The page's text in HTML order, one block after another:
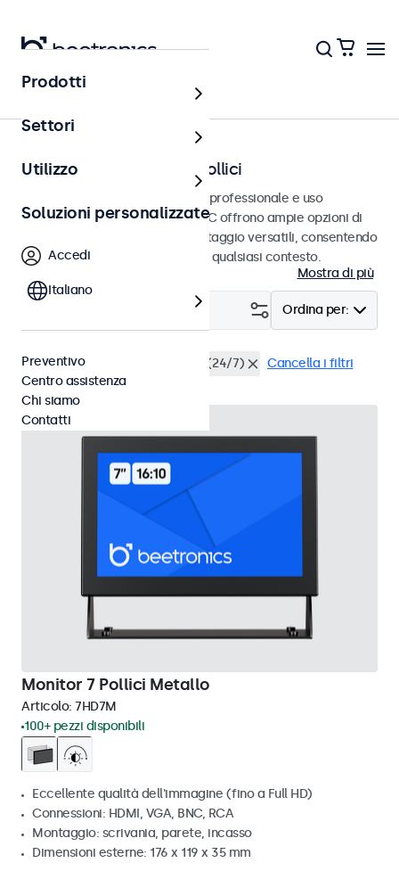
Home
Monitor BNC da 7 a 32 pollici
Monitor BNC progettati per uso professionale e uso
continuativo. Questi monitor BNC offrono ampie opzioni di
configurazione e opzioni di montaggio versatili, consentendo
loro di integrarsi perfettamente qualsiasi contesto.
Mostra di più
Ordina per:
BNC (CVBS) Utilizzo continuo (24/7) Cancella i filtri
Monitor 7 Pollici Metallo
Articolo: 7HD7M
100+ pezzi disponibili
Eccellente qualità dell'immagine (fino a Full HD)
Connessioni: HDMI, VGA, BNC, RCA
Montaggio: scrivania, parete, incasso
Dimensioni esterne: 176 x 119 x 35 mm
Prodotti
Settori
Utilizzo
Soluzioni personalizzate
Accedi
Italiano
Preventivo
Centro assistenza
Chi siamo
Contatti